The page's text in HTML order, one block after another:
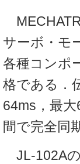
サーボ・モ
各種コンポ
格である．
64ms，最
間で完全同
JL-102A